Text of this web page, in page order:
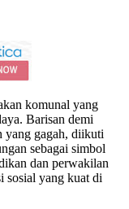
komunal yang
Barisan demi
yang gagah, diikuti
sebagai simbol
dan perwakilan
sosial yang kuat di